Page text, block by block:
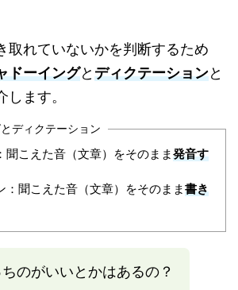
取れていないかを判断するため
ドーイングとディクテーションと
ます。
ディクテーション
聞こえた音（文章）をそのまま発音す
：聞こえた音（文章）をそのまま書き
のがいいとかはあるの？